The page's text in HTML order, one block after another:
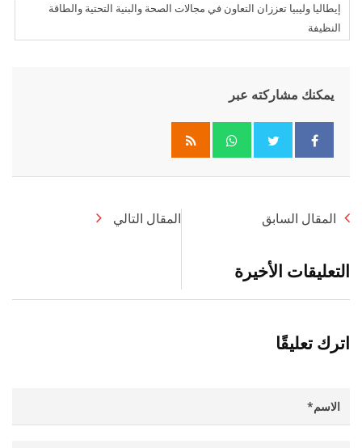
إيطاليا وليبيا تعززان التعاون في مجالات الصحة والبنية التحتية والطاقة
النظيفة
يمكنك مشاركته عبر
Whatsapp
المقال السابق المقال التالي
التعليقات الأخيرة
اترك تعليقًا